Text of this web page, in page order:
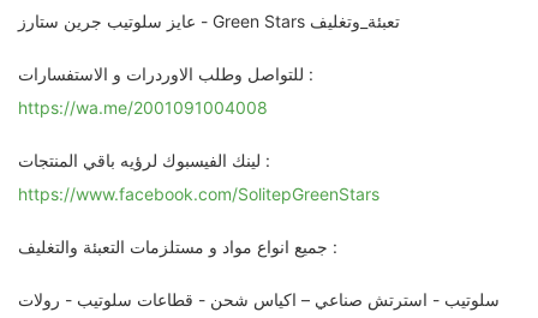
عايز سلوتيب جرين ستارز - Green Stars تعبئة_وتغليف
للتواصل وطلب الاوردرات و الاستفسارات :
https://wa.me/2001091004008
لينك الفيسبوك لرؤيه باقي المنتجات :
https://www.facebook.com/SolitepGreenStars
جميع انواع مواد و مستلزمات التعبئة والتغليف :
سلوتيب - استرتش صناعي – اكياس شحن - قطاعات سلوتيب - رولات